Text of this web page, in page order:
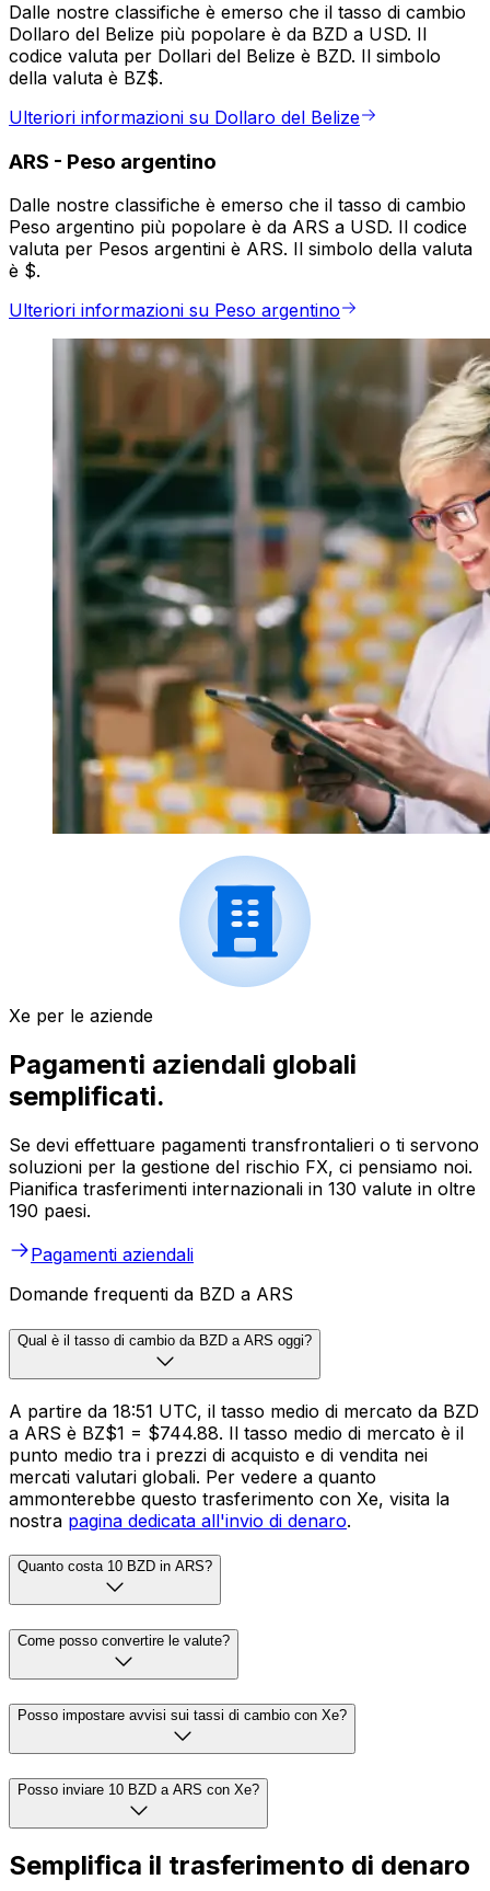
Dalle nostre classifiche è emerso che il tasso di cambio
Dollaro del Belize più popolare è da BZD a USD. Il
codice valuta per Dollari del Belize è BZD. Il simbolo
della valuta è BZ$.
Ulteriori informazioni su Dollaro del Belize
ARS - Peso argentino
Dalle nostre classifiche è emerso che il tasso di cambio
Peso argentino più popolare è da ARS a USD. Il codice
valuta per Pesos argentini è ARS. Il simbolo della valuta
è $.
Ulteriori informazioni su Peso argentino
Xe per le aziende
Pagamenti aziendali globali
semplificati.
Se devi effettuare pagamenti transfrontalieri o ti servono
soluzioni per la gestione del rischio FX, ci pensiamo noi.
Pianifica trasferimenti internazionali in 130 valute in oltre
190 paesi.
Pagamenti aziendali
Domande frequenti da BZD a ARS
Qual è il tasso di cambio da BZD a ARS oggi?
A partire da 18:51 UTC, il tasso medio di mercato da BZD
a ARS è BZ$1 = $744.88. Il tasso medio di mercato è il
punto medio tra i prezzi di acquisto e di vendita nei
mercati valutari globali. Per vedere a quanto
ammonterebbe questo trasferimento con Xe, visita la
nostra pagina dedicata all'invio di denaro.
Quanto costa 10 BZD in ARS?
Come posso convertire le valute?
Posso impostare avvisi sui tassi di cambio con Xe?
Posso inviare 10 BZD a ARS con Xe?
Semplifica il trasferimento di denaro